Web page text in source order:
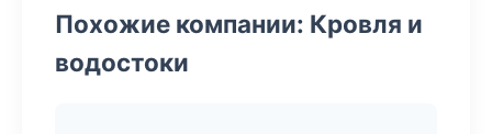
Похожие компании: Кровля и
водостоки